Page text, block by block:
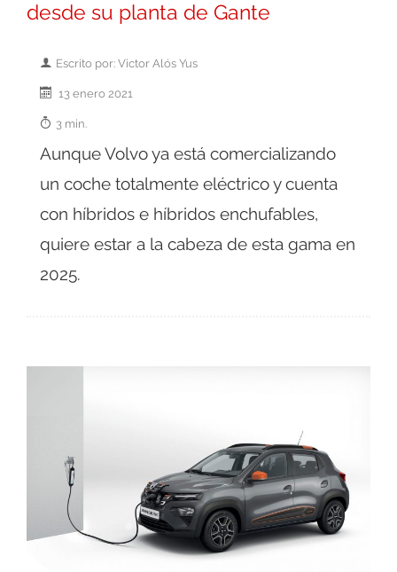
desde su planta de Gante
Escrito por: Victor Alós Yus
13 enero 2021
3 min.
Aunque Volvo ya está comercializando
un coche totalmente eléctrico y cuenta
con híbridos e híbridos enchufables,
quiere estar a la cabeza de esta gama en
2025.